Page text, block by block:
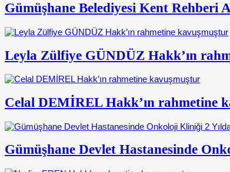
Gümüşhane Belediyesi Kent Rehberi
Leyla Zülfiye GÜNDÜZ Hakk’ın
Celal DEMİREL Hakk’ın rahmetine
Gümüşhane Devlet Hastanesinde